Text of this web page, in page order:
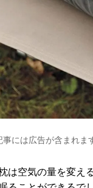
には広告が含まれま
は空気の量を変え